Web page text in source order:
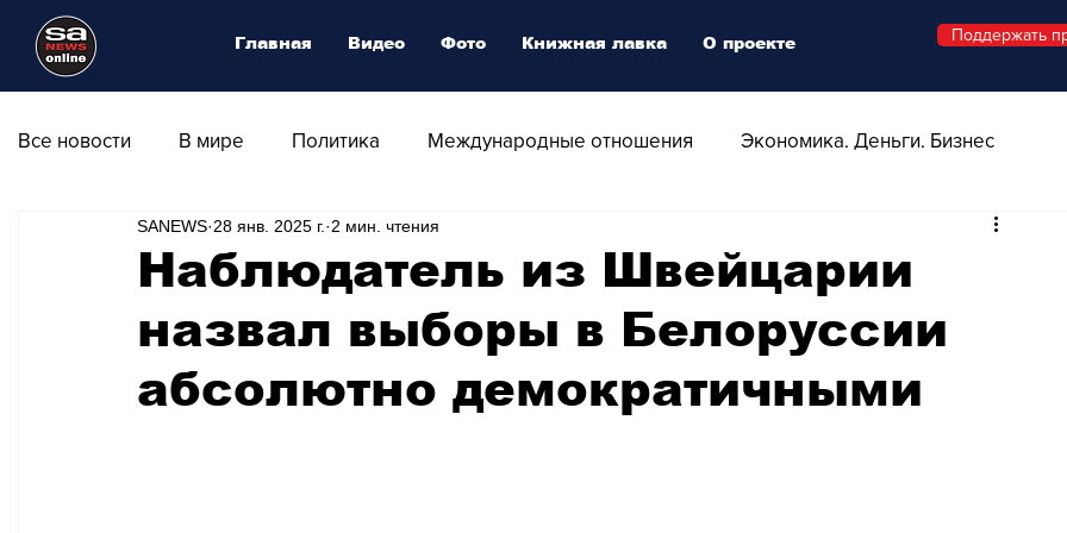
Все новости В мире Политика Международные отношения Экономика. Деньги. Бизнес
Общество Армия Аналитика
Транспорт Культура Магия искусства Swiss Афиша Стиль Стильный четверг
Наблюдатель из Швейцарии
назвал выборы в Белоруссии
абсолютно демократичными
SANEWS 28 янв. 2025 г. 2 мин. чтения
Главная Видео Фото Книжная лавка О проекте Поддержать